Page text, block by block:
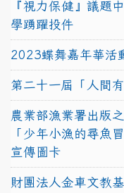
『視力保健』議題
學踴躍投件
2023蝶舞嘉年華活
第二十一屆「人間
農業部漁業署出版
「少年小漁的尋魚
宣傳圖卡
財團法人金車文教